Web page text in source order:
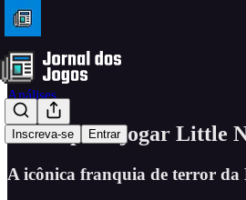
Inscreva-se Entrar
Análises
Vale a pena jogar Little
A icônica franquia de terror da